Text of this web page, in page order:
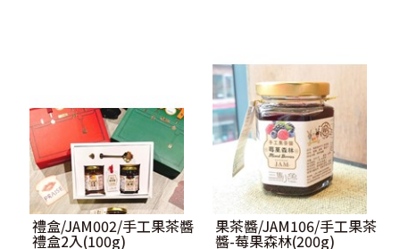
禮盒/JAM002/手工果茶醬
禮盒2入(100g)
果茶醬/JAM106/手工果茶
醬-莓果森林(200g)